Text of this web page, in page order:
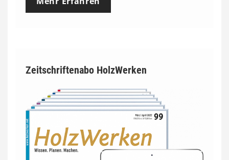
Zeitschriftenabo HolzWerken